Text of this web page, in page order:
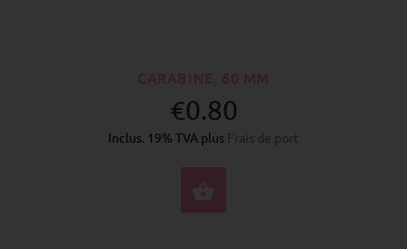
€0.80
Inclus. 19% TVA plus Frais de port